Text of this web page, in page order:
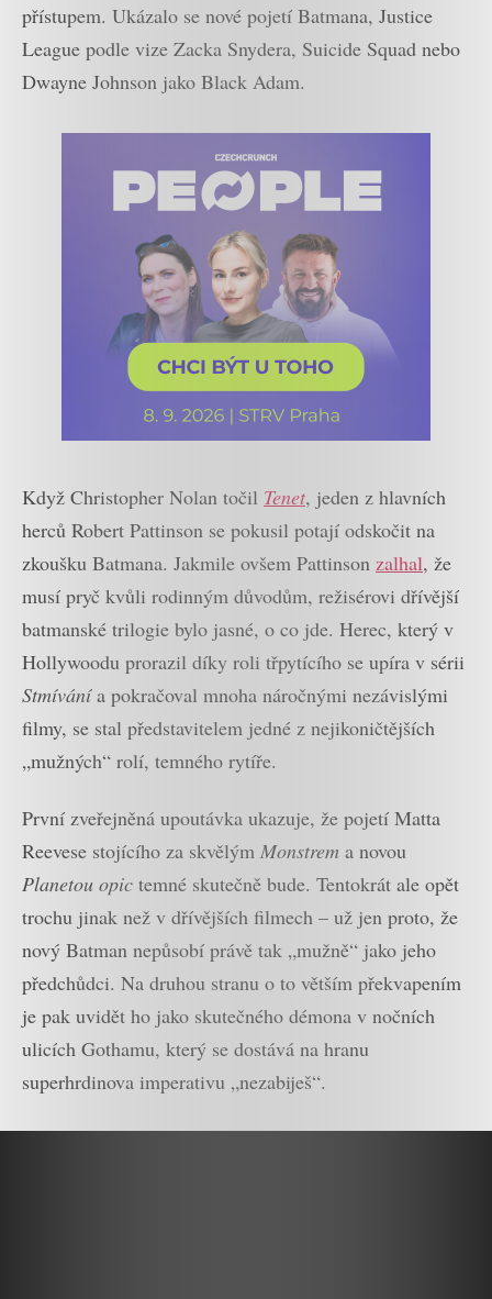
přístupem. Ukázalo se nové pojetí Batmana, Justice
League podle vize Zacka Snydera, Suicide Squad nebo
Dwayne Johnson jako Black Adam.
Když Christopher Nolan točil Tenet, jeden z hlavních
herců Robert Pattinson se pokusil potají odskočit na
zkoušku Batmana. Jakmile ovšem Pattinson zalhal, že
musí pryč kvůli rodinným důvodům, režisérovi dřívější
batmanské trilogie bylo jasné, o co jde. Herec, který v
Hollywoodu prorazil díky roli třpytícího se upíra v sérii
Stmívánía pokračoval mnoha náročnými nezávislými
filmy, se stal představitelem jedné z nejikoničtějších
„mužných“ rolí, temného rytíře.
První zveřejněná upoutávka ukazuje, že pojetí Matta
Reevese stojícího za skvělým Monstrem a novou
Planetou opic temné skutečně bude. Tentokrát ale opět
trochu jinak než v dřívějších filmech – už jen proto, že
nový Batman nepůsobí právě tak „mužně“ jako jeho
předchůdci. Na druhou stranu o to větším překvapením
je pak uvidět ho jako skutečného démona v nočních
ulicích Gothamu, který se dostává na hranu
superhrdinova imperativu „nezabiješ“.